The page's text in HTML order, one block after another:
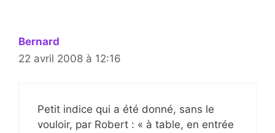
Bernard
22 avril 2008 à 12:16
Petit indice qui a été donné, sans le
vouloir, par Robert : « à table, en entrée